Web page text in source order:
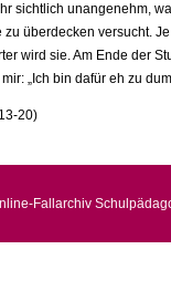
sichtlich unangenehm,
überdecken versucht.
wird sie. Am Ende der
„Ich bin dafür eh zu
20)
Fallarchiv